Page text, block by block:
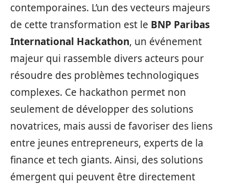
contemporaines. L’un des vecteurs majeurs
de cette transformation est le BNP Paribas
International Hackathon, un événement
majeur qui rassemble divers acteurs pour
résoudre des problèmes technologiques
complexes. Ce hackathon permet non
seulement de développer des solutions
novatrices, mais aussi de favoriser des liens
entre jeunes entrepreneurs, experts de la
finance et tech giants. Ainsi, des solutions
émergent qui peuvent être directement